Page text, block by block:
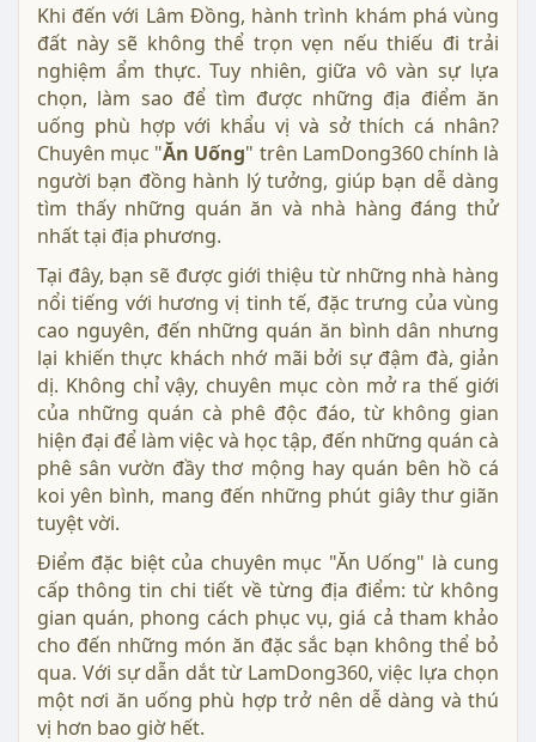
Khi đến với Lâm Đồng, hành trình khám phá vùng
đất này sẽ không thể trọn vẹn nếu thiếu đi trải
nghiệm ẩm thực. Tuy nhiên, giữa vô vàn sự lựa
chọn, làm sao để tìm được những địa điểm ăn
uống phù hợp với khẩu vị và sở thích cá nhân?
Chuyên mục "Ăn Uống" trên LamDong360 chính là
người bạn đồng hành lý tưởng, giúp bạn dễ dàng
tìm thấy những quán ăn và nhà hàng đáng thử
nhất tại địa phương.
Tại đây, bạn sẽ được giới thiệu từ những nhà hàng
nổi tiếng với hương vị tinh tế, đặc trưng của vùng
cao nguyên, đến những quán ăn bình dân nhưng
lại khiến thực khách nhớ mãi bởi sự đậm đà, giản
dị. Không chỉ vậy, chuyên mục còn mở ra thế giới
của những quán cà phê độc đáo, từ không gian
hiện đại để làm việc và học tập, đến những quán cà
phê sân vườn đầy thơ mộng hay quán bên hồ cá
koi yên bình, mang đến những phút giây thư giãn
tuyệt vời.
Điểm đặc biệt của chuyên mục "Ăn Uống" là cung
cấp thông tin chi tiết về từng địa điểm: từ không
gian quán, phong cách phục vụ, giá cả tham khảo
cho đến những món ăn đặc sắc bạn không thể bỏ
qua. Với sự dẫn dắt từ LamDong360, việc lựa chọn
một nơi ăn uống phù hợp trở nên dễ dàng và thú
vị hơn bao giờ hết.